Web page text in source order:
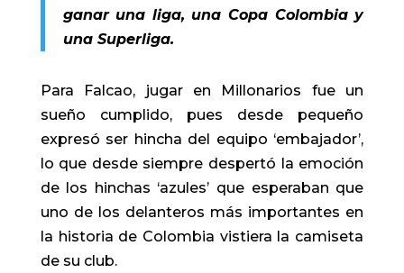
ganar una liga, una Copa Colombia y
una Superliga.
Para Falcao, jugar en Millonarios fue un
sueño cumplido, pues desde pequeño
expresó ser hincha del equipo ‘embajador’,
lo que desde siempre despertó la emoción
de los hinchas ‘azules’ que esperaban que
uno de los delanteros más importantes en
la historia de Colombia vistiera la camiseta
de su club.